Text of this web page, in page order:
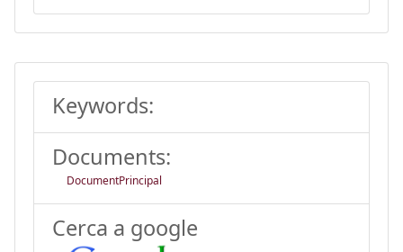
Keywords:
Documents:
DocumentPrincipal
Cerca a google